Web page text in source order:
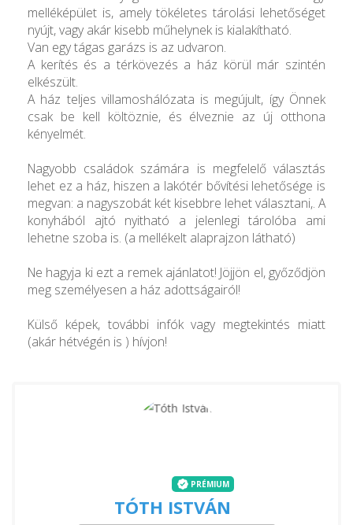
melléképület is, amely tökéletes tárolási lehetőséget
nyújt, vagy akár kisebb műhelynek is kialakítható.
Van egy tágas garázs is az udvaron.
A kerítés és a térkövezés a ház körül már szintén
elkészült.
A ház teljes villamoshálózata is megújult, így Önnek
csak be kell költöznie, és élveznie az új otthona
kényelmét.
Nagyobb családok számára is megfelelő választás
lehet ez a ház, hiszen a lakótér bővítési lehetősége is
megvan: a nagyszobát két kisebbre lehet választani,. A
konyhából ajtó nyitható a jelenlegi tárolóba ami
lehetne szoba is. (a mellékelt alaprajzon látható)
Ne hagyja ki ezt a remek ajánlatot! Jöjjön el, győződjön
meg személyesen a ház adottságairól!
Külső képek, további infók vagy megtekintés miatt
(akár hétvégén is ) hívjon!
PRÉMIUM
TÓTH ISTVÁN